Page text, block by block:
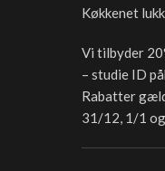
Køkkenet
Vi tilbyder
– studie ID
Rabatter
31/12, 1/1